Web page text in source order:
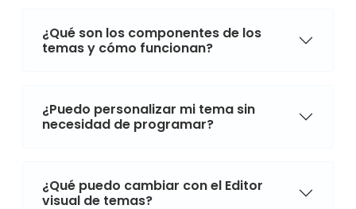
¿Qué son los componentes de los
temas y cómo funcionan?
¿Puedo personalizar mi tema sin
necesidad de programar?
¿Qué puedo cambiar con el Editor
visual de temas?